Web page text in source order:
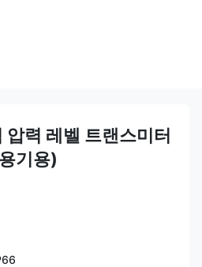
압력 레벨 트랜스미터
기용)